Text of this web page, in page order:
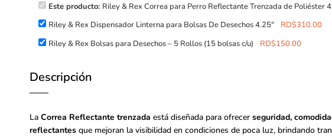
Este producto: Riley & Rex Correa para Perro Reflectante Trenzada de Poliéster
Riley & Rex Dispensador Linterna para Bolsas De Desechos 4.25″
RD$310.00
Riley & Rex Bolsas para Desechos – 5 Rollos (15 bolsas c/u)
RD$150.00
Descripción
La Correa Reflectante trenzada está diseñada para ofrecer seguridad,
reflectantes que mejoran la visibilidad en condiciones de poca luz, brindando